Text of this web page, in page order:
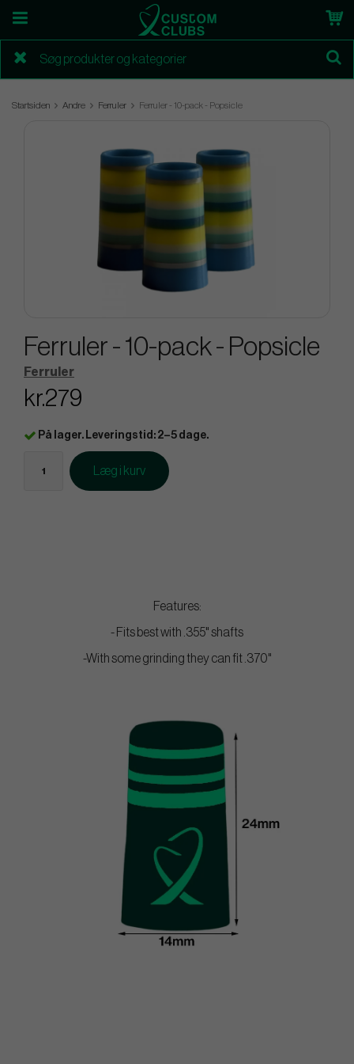
Startsiden Andre Ferruler Ferruler - 10-pack - Popsicle
Ferruler - 10-pack - Popsicle
Ferruler
kr.279
På lager. Leveringstid: 2–5 dage.
Læg i kurv
Features:
- Fits best with .355" shafts
-With some grinding they can fit .370"